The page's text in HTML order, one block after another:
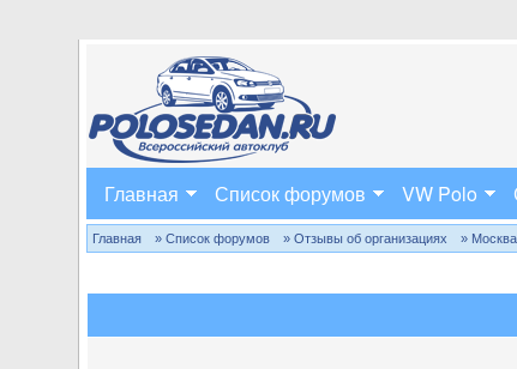
Главная Список форумов VW Polo
Главная » Список форумов » Отзывы об организациях »